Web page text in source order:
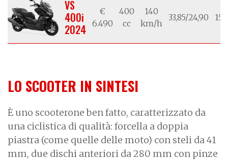
VS
400i
2024
€
6.490
400
cc
140
km/h
33,85/24,90 15/
LO SCOOTER IN SINTESI
È uno scooterone ben fatto, caratterizzato da
una ciclistica di qualità: forcella a doppia
piastra (come quelle delle moto) con steli da 41
mm, due dischi anteriori da 280 mm con pinze